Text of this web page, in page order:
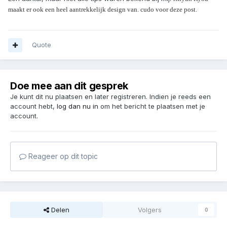
maakt er ook een heel aantrekkelijk design van. cudo voor deze post.
Quote
Doe mee aan dit gesprek
Je kunt dit nu plaatsen en later registreren. Indien je reeds een
account hebt, log dan nu in om het bericht te plaatsen met je
account.
Reageer op dit topic
Delen Volgers 0